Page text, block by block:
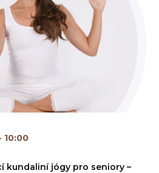
10:00
kundaliní jógy pro seniory –